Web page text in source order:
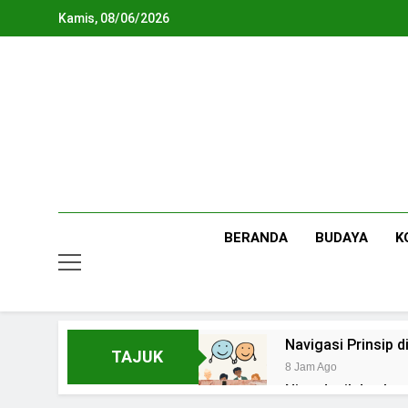
Kamis, 08/06/2026
BERANDA BUDAYA
TAJUK
Navigasi Prinsip
8 Jam Ago
Ning Jazil dan